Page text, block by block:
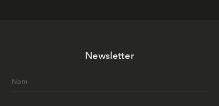
Newsletter